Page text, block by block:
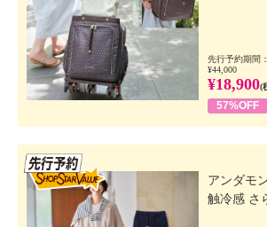
先行予約期間
¥44,000
¥18,900(
57%OFF
アンダモ
触冷感 さ